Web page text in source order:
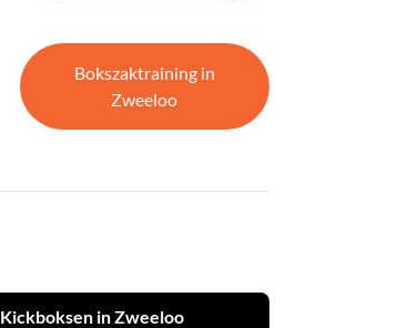
Bokszaktraining in
Zweeloo
Kickboksen in Zweeloo